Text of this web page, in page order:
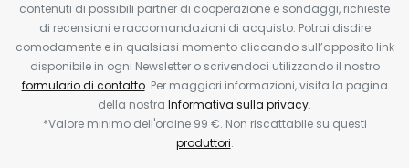
contenuti di possibili partner di cooperazione e sondaggi, richieste
di recensioni e raccomandazioni di acquisto. Potrai disdire
comodamente e in qualsiasi momento cliccando sull’apposito link
disponibile in ogni Newsletter o scrivendoci utilizzando il nostro
formulario di contatto. Per maggiori informazioni, visita la pagina
della nostra Informativa sulla privacy.
*Valore minimo dell'ordine 99 €. Non riscattabile su questi
produttori.